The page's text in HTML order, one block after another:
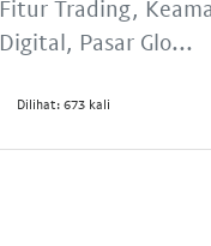
Fitur Trading,
Digital, Pasar Glo...
Dilihat: 673 kali